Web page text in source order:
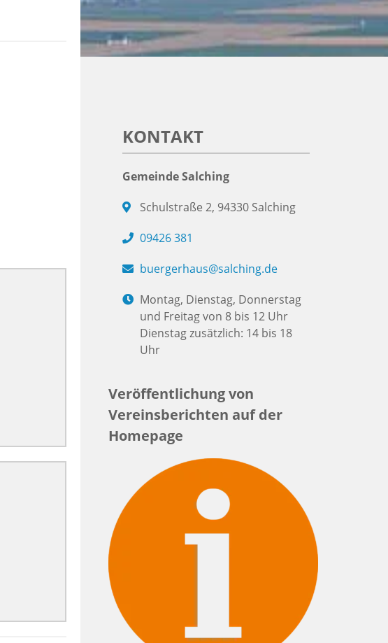
KONTAKT
Gemeinde Salching
Schulstraße 2, 94330 Salching
09426 381
buergerhaus@salching.de
Montag, Dienstag, Donnerstag
und Freitag von 8 bis 12 Uhr
Dienstag zusätzlich: 14 bis 18
Uhr
Veröffentlichung von
Vereinsberichten auf der
Homepage